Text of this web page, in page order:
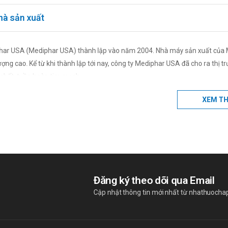
sản xuất
USA (Mediphar USA) thành lập vào năm 2004. Nhà máy sản xuất
cao. Kể từ khi thành lập tới nay, công ty Mediphar USA đã cho ra
tuần hoàn tim mạch…
XEM
Đăng ký theo dõi qua Email
Cập nhật thông tin mới nhất từ